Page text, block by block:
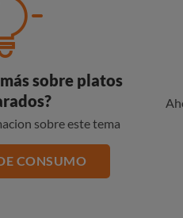
sobre platos
sobre este tema
CONSUMO